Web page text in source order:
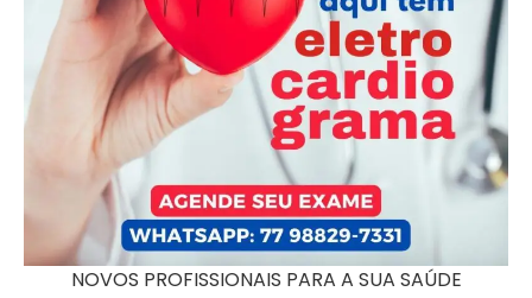
NOVOS PROFISSIONAIS PARA A SUA SAÚDE